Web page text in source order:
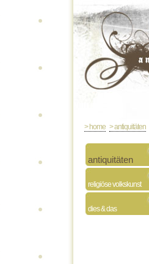
> home > antiquitäten
antiquitäten
religiöse volkskunst
dies & das